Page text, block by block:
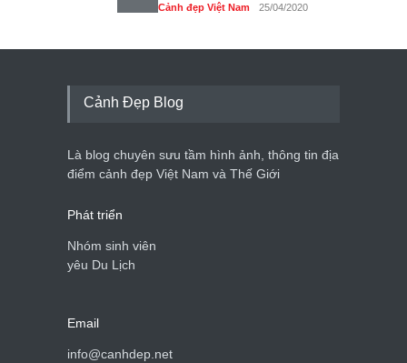
Cảnh đẹp Việt Nam 25/04/2020
Tam giác mạch khoe sắc
du lịch quốc gia
Cảnh đẹp Việt Nam 24/04/2020
Cảnh Đẹp Blog
Là blog chuyên sưu tầm hình ảnh, thông tin địa
điểm cảnh đẹp Việt Nam và Thế Giới
Phát triển
Nhóm sinh viên
yêu Du Lịch
Email
info@canhdep.net